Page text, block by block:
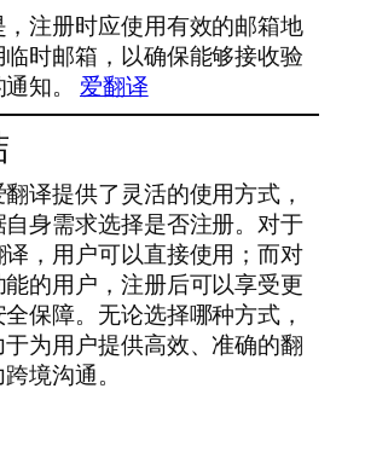
注册时应使用有效的邮箱地
时邮箱，以确保能够接收验
知。 爱翻译
译提供了灵活的使用方式，
身需求选择是否注册。对于
，用户可以直接使用；而对
的用户，注册后可以享受更
保障。无论选择哪种方式，
为用户提供高效、准确的翻
境沟通。